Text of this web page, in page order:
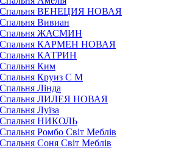
Спальня ВЕНЕЦИЯ НОВАЯ
Спальня Вивиан
Спальня ЖАСМИН
Спальня КАРМЕН НОВАЯ
Спальня КАТРИН
Спальня Ким
Спальня Круиз С М
Спальня Лінда
Спальня ЛИЛЕЯ НОВАЯ
Спальня Луїза
Спальня НИКОЛЬ
Спальня Ромбо Світ Меблів
Спальня Соня Світ Меблів